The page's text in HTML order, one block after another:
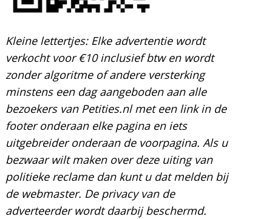
Kleine lettertjes: Elke advertentie wordt
verkocht voor €10 inclusief btw en wordt
zonder algoritme of andere versterking
minstens een dag aangeboden aan alle
bezoekers van Petities.nl met een link in de
footer onderaan elke pagina en iets
uitgebreider onderaan de voorpagina. Als u
bezwaar wilt maken over deze uiting van
politieke reclame dan kunt u dat melden bij
de webmaster. De privacy van de
adverteerder wordt daarbij beschermd.